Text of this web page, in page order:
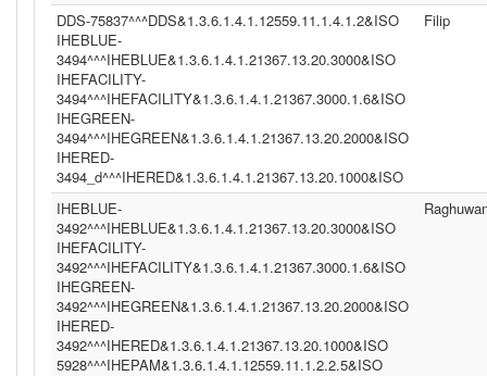
DDS-75837^^^DDS&1.3.6.1.4.1.12559.11.1.4.1.2&ISO
IHEBLUE-
3494^^^IHEBLUE&1.3.6.1.4.1.21367.13.20.3000&ISO
IHEFACILITY-
3494^^^IHEFACILITY&1.3.6.1.4.1.21367.3000.1.6&ISO
IHEGREEN-
3494^^^IHEGREEN&1.3.6.1.4.1.21367.13.20.2000&ISO
IHERED-
3494_d^^^IHERED&1.3.6.1.4.1.21367.13.20.1000&ISO
Filip
IHEBLUE-
3492^^^IHEBLUE&1.3.6.1.4.1.21367.13.20.3000&ISO
IHEFACILITY-
3492^^^IHEFACILITY&1.3.6.1.4.1.21367.3000.1.6&ISO
IHEGREEN-
3492^^^IHEGREEN&1.3.6.1.4.1.21367.13.20.2000&ISO
IHERED-
3492^^^IHERED&1.3.6.1.4.1.21367.13.20.1000&ISO
5928^^^IHEPAM&1.3.6.1.4.1.12559.11.1.2.2.5&ISO